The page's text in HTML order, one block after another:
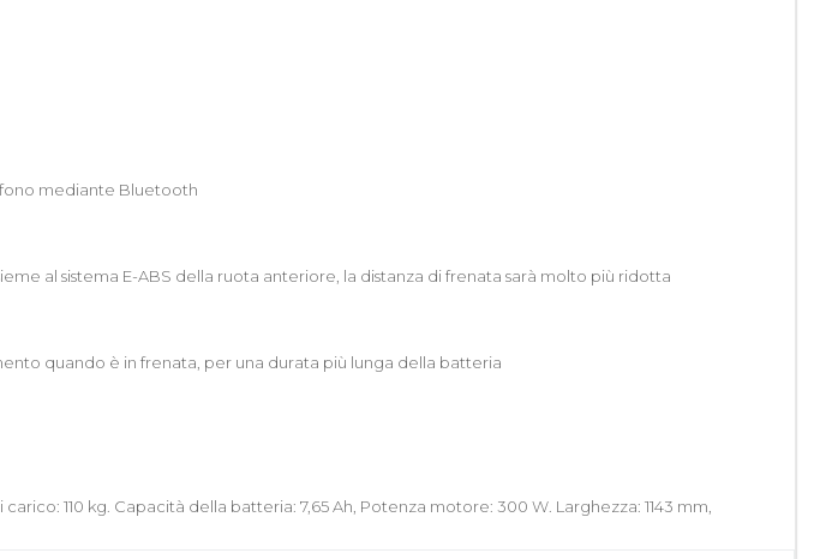
mediante Bluetooth
al sistema E-ABS della ruota anteriore, la distanza di frenata sarà molto più ridotta
quando è in frenata, per una durata più lunga della batteria
110 kg. Capacità della batteria: 7,65 Ah, Potenza motore: 300 W. Larghezza: 1143 mm,